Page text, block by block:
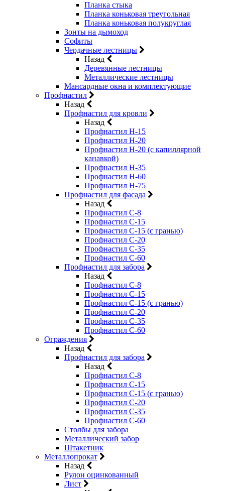
Планка стыка
Планка коньковая треугольная
Планка коньковая полукруглая
Зонты на дымоход
Софиты
Чердачные лестницы
Назад
Деревянные лестницы
Металлические лестницы
Мансардные окна и комплектующие
Профнастил
Назад
Профнастил для кровли
Назад
Профнастил Н-15
Профнастил Н-20
Профнастил Н-20 (с капиллярной
канавкой)
Профнастил Н-35
Профнастил Н-60
Профнастил Н-75
Профнастил для фасада
Назад
Профнастил С-8
Профнастил С-15
Профнастил С-15 (с гранью)
Профнастил С-20
Профнастил С-35
Профнастил С-60
Профнастил для забора
Назад
Профнастил С-8
Профнастил С-15
Профнастил С-15 (с гранью)
Профнастил С-20
Профнастил С-35
Профнастил С-60
Ограждения
Назад
Профнастил для забора
Назад
Профнастил С-8
Профнастил С-15
Профнастил С-15 (с гранью)
Профнастил С-20
Профнастил С-35
Профнастил С-60
Столбы для забора
Металлический забор
Штакетник
Металлопрокат
Назад
Рулон оцинкованный
Лист